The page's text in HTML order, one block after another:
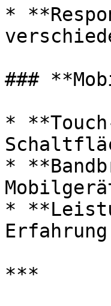
*
###
*
*
*
Erfahrung
***